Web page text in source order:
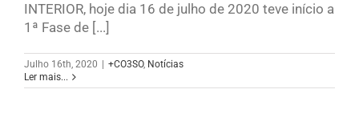
INTERIOR, hoje dia 16 de julho de 2020 teve início a
1ª Fase de [...]
Julho 16th, 2020 +CO3SO, Notícias
Ler mais...